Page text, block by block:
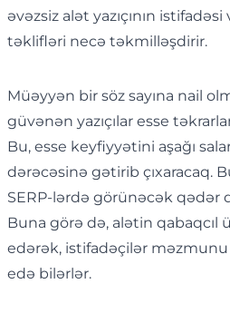
əvəzsiz alət yazıçının
təklifləri necə təkmilləşdirir.
Müəyyən bir söz sayına nail
güvənən yazıçılar esse
Bu, esse keyfiyyətini aşağı
dərəcəsinə gətirib çıxaracaq.
SERP-lərdə görünəcək qədər
Buna görə də, alətin qabaqcıl
edərək, istifadəçilər məzmunu
edə bilərlər.